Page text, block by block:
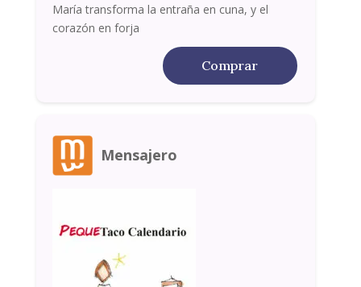
María transforma la entraña en cuna, y el
corazón en forja
Comprar
Mensajero